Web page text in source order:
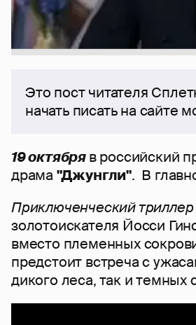
Это пост читателя
начать писать на сайте
19 октябряв российский
драма "Джунгли". В
Приключенческий триллер
золотоискателя Йосси
вместо племенных
предстоит встреча с
дикого леса, так и темных